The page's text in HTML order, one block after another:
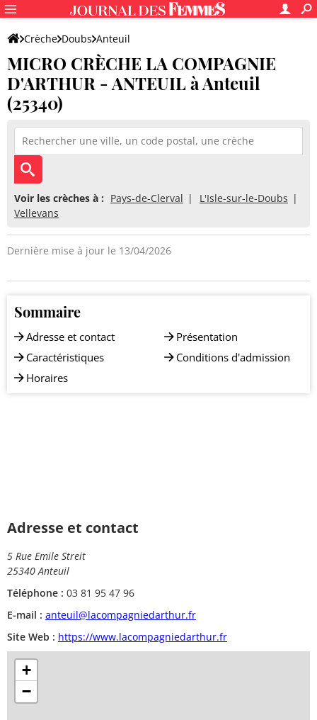
Crèche Doubs Anteuil
MICRO CRÈCHE LA COMPAGNIE D'ARTHUR - ANTEUIL
MICRO CRÈCHE LA COMPAGNIE
D'ARTHUR - ANTEUIL à Anteuil
(25340)
Voir les crèches à : Pays-de-Clerval
L'Isle-sur-le-Doubs
Vellevans
Dernière mise à jour le 13/04/2026
Sommaire
Adresse et contact
Caractéristiques
Horaires
Présentation
Conditions d'admission
Adresse et contact
5 Rue Emile Streit
25340 Anteuil
Téléphone : 03 81 95 47 96
E-mail : anteuil@lacompagniedarthur.fr
Site Web : https://www.lacompagniedarthur.fr
+
−